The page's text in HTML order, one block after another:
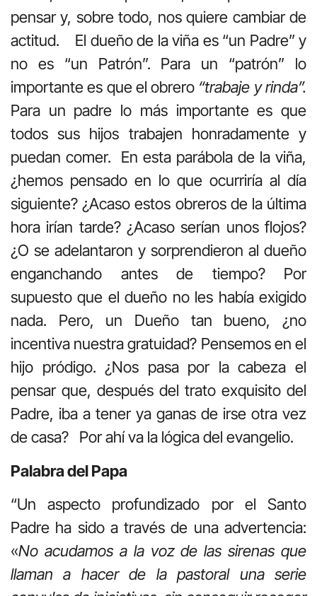
pensar y, sobre todo, nos quiere cambiar de
actitud. El dueño de la viña es “un Padre” y
no es “un Patrón”. Para un “patrón” lo
importante es que el obrero “trabaje y rinda”.
Para un padre lo más importante es que
todos sus hijos trabajen honradamente y
puedan comer. En esta parábola de la viña,
¿hemos pensado en lo que ocurriría al día
siguiente? ¿Acaso estos obreros de la última
hora irían tarde? ¿Acaso serían unos flojos?
¿O se adelantaron y sorprendieron al dueño
enganchando antes de tiempo? Por
supuesto que el dueño no les había exigido
nada. Pero, un Dueño tan bueno, ¿no
incentiva nuestra gratuidad? Pensemos en el
hijo pródigo. ¿Nos pasa por la cabeza el
pensar que, después del trato exquisito del
Padre, iba a tener ya ganas de irse otra vez
de casa? Por ahí va la lógica del evangelio.
Palabra del Papa
“Un aspecto profundizado por el Santo
Padre ha sido a través de una advertencia:
«No acudamos a la voz de las sirenas que
llaman a hacer de la pastoral una serie